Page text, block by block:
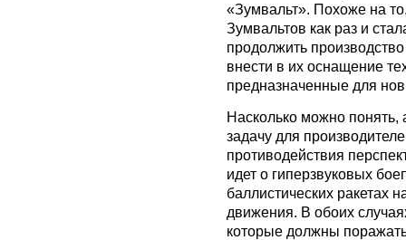
«Зумвальт». Похоже на
Зумвальтов как раз и
продолжить
внести в их оснащение
предназначенные для
Насколько можно
задачу для
противодействия
идет о гиперзвуковых
баллистических ракетах
движения. В обоих
которые должны